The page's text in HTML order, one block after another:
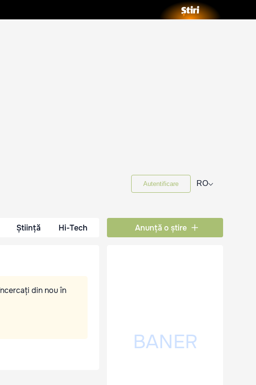
Autentificare RO⌵
Știință Hi-Tech Anunță o știre
din nou în